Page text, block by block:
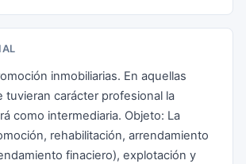
inmobiliarias. En aquellas
tuvieran carácter profesional la
como intermediaria. Objeto: La
rehabilitación, arrendamiento
finaciero), explotación y